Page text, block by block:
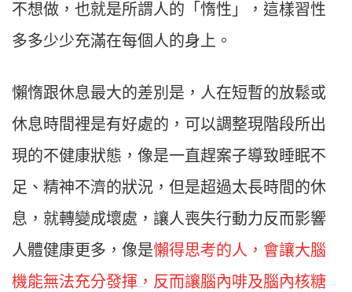
不想做，也就是所謂人的「惰性」，這樣習性
多多少少充滿在每個人的身上。
懶惰跟休息最大的差別是，人在短暫的放鬆或
休息時間裡是有好處的，可以調整現階段所出
現的不健康狀態，像是一直趕案子導致睡眠不
足、精神不濟的狀況，但是超過太長時間的休
息，就轉變成壞處，讓人喪失行動力反而影響
人體健康更多，像是懶得思考的人，會讓大腦
機能無法充分發揮，反而讓腦內啡及腦內核糖